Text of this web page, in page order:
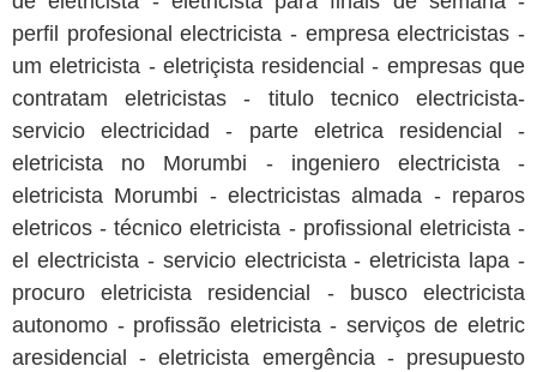
perfil profesional electricista - empresa electricistas -
um eletricista - eletriçista residencial - empresas que
contratam eletricistas - titulo tecnico electricista-
servicio electricidad - parte eletrica residencial -
eletricista no Morumbi - ingeniero electricista -
eletricista Morumbi - electricistas almada - reparos
eletricos - técnico eletricista - profissional eletricista -
el electricista - servicio electricista - eletricista lapa -
procuro eletricista residencial - busco electricista
autonomo - profissão eletricista - serviços de eletric
aresidencial - eletricista emergência - presupuesto